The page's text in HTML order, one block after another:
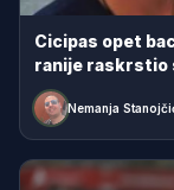
Cicipas opet
ranije raskrstio
Nemanja